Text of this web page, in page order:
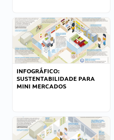
INFOGRÁFICO:
SUSTENTABILIDADE PARA
MINI MERCADOS